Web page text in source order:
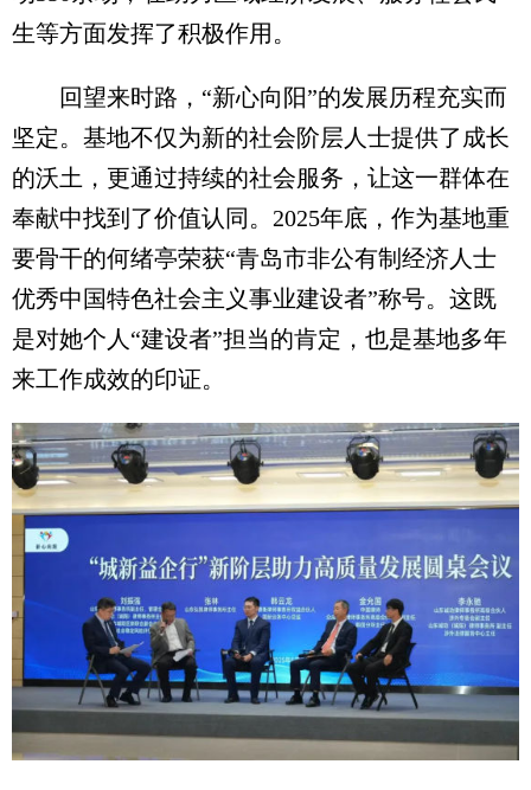
生等方面发挥了积极作用。
回望来时路，“新心向阳”的发展历程充实而
坚定。基地不仅为新的社会阶层人士提供了成长
的沃土，更通过持续的社会服务，让这一群体在
奉献中找到了价值认同。2025年底，作为基地重
要骨干的何绪亭荣获“青岛市非公有制经济人士
优秀中国特色社会主义事业建设者”称号。这既
是对她个人“建设者”担当的肯定，也是基地多年
来工作成效的印证。